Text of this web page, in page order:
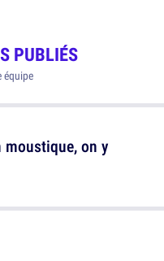
PUBLIÉS
équipe
on y